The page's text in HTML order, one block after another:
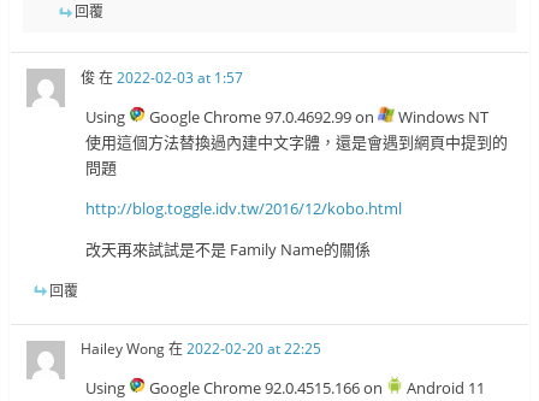
回覆
俊在2022-02-03 at 1:57
Using Google Chrome 97.0.4692.99 on
Windows NT
使用這個方法替換過內建中文字體，還是會遇到網頁中提到的
問題
http://blog.toggle.idv.tw/2016/12/kobo.html
改天再來試試是不是 Family Name的關係
回覆
Hailey Wong在2022-02-20 at 22:25
Using Google Chrome 92.0.4515.166 on
Android 11